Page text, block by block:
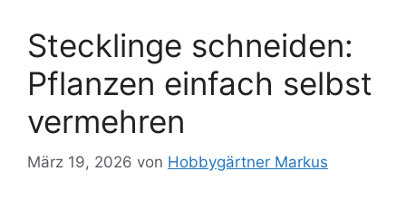
Stecklinge schneiden:
Pflanzen einfach selbst
vermehren
März 19, 2026 von Hobbygärtner Markus